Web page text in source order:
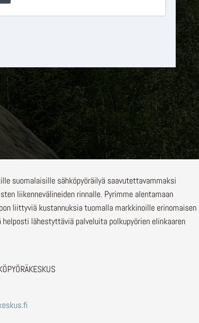
suomalaisille sähköpyöräilyä saavutettavammaksi
liikennevälineiden rinnalle. Pyrimme alentamaan
liittyviä kustannuksia tuomalla markkinoille erinomaisen
lähestyttäviä palveluita polkupyörien elinkaaren